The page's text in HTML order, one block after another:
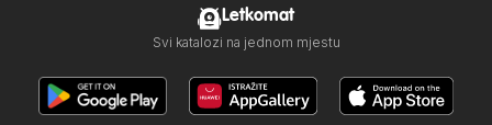
Letkomat
Svi katalozi na jednom mjestu